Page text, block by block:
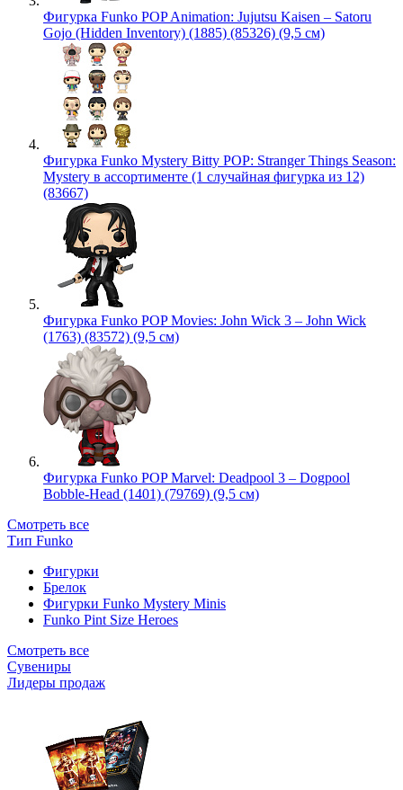
Фигурка Funko POP Animation: Jujutsu Kaisen – Satoru
Gojo (Hidden Inventory) (1885) (85326) (9,5 см)
Фигурка Funko Mystery Bitty POP: Stranger Things Season:
Mystery в ассортименте (1 случайная фигурка из 12)
(83667)
Фигурка Funko POP Movies: John Wick 3 – John Wick
(1763) (83572) (9,5 см)
Фигурка Funko POP Marvel: Deadpool 3 – Dogpool
Bobble-Head (1401) (79769) (9,5 см)
Смотреть все
Тип Funko
Фигурки
Брелок
Фигурки Funko Mystery Minis
Funko Pint Size Heroes
Смотреть все
Сувениры
Лидеры продаж